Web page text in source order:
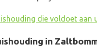
die voldoet aan
in